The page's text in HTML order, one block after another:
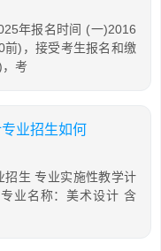
年报名时间 (一)2016
)，接受考生报名和缴
考
业招生如何
招生 专业实施性教学计
业名称：美术设计 含